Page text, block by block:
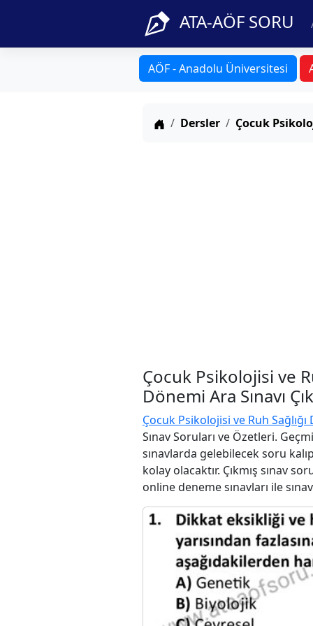
ATA-AÖF SORU
AÖF - Anadolu Üniversitesi
Anasayfa
Dersler Çocuk
Çocuk Psikolojisi ve
Dönemi Ara Sınavı
Çocuk Psikolojisi ve Ruh Sağlığı
Sınav Soruları ve Özetleri.
sınavlarda gelebilecek soru
kolay olacaktır. Çıkmış sınav
online deneme sınavları ile